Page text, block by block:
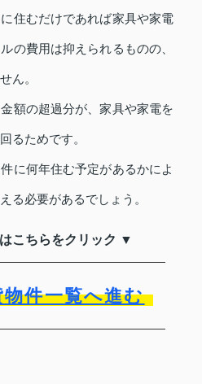
住むだけであれば家具や家電
の費用は抑えられるものの、
ん。
額の超過分が、家具や家電を
るためです。
に何年住む予定があるかによ
る必要があるでしょう。
こちらをクリック ▼
件一覧へ進む